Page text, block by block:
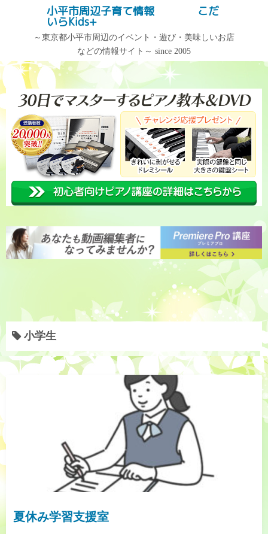
ツ
へ
記事検索
記事カテゴリー
記
事
カ
テ
ゴ
リ
ー
ア
ー
カ
イ
ブ
小平市周辺子育て情報 こだ
いらKids+
～東京都小平市周辺のイベント・遊び・美味しいお店
などの情報サイト～ since 2005
小学生
夏休み学習支援室